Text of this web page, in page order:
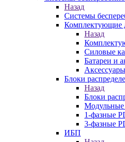
Назад
Системы
Комплектующие
Назад
Силовые
Батареи и
Блоки
Назад
Блоки
Модульные
1-фазные
3-фазные
ИБП